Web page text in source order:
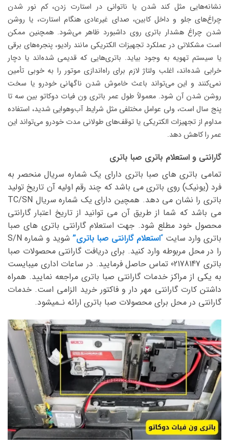
نشانه‌هایی مثل کند شدن یا ناتوانی در استارت زدن، کم نور شدن
چراغ‌های جلو و داخل کابین، صدای غیرعادی هنگام استارت، یا روشن
شدن چراغ هشدار باتری روی داشبورد ظاهر می‌شود. همچنین ممکن
است مشکلاتی در عملکرد تجهیزات الکتریکی مانند رادیو، پنجره‌های برقی
یا سیستم تهویه به وجود بیاید. باتری‌هایی که قدیمی شده‌اند یا دچار
خرابی شده‌اند، اغلب ولتاژ لازم برای راه‌اندازی موتور را به خوبی تأمین
نمی‌کنند و این می‌تواند باعث خاموش شدن ناگهانی خودرو یا سخت
روشن شدن آن شود. معمولاً طول عمر باتری ون فیات دوکاتو بین سه تا
پنج سال است، ولی عوامل مختلفی مثل شرایط آب‌وهوایی شدید، استفاده
مداوم از تجهیزات الکتریکی یا توقف‌های طولانی مدت خودرو می‌تواند این
عمر را کاهش دهد.
گارانتی و استعلام باتری صبا باتری
تمامی باتری های صبا باتری دارای یک شماره سریال منحصر به
فرد (یونیک) روی باتری می باشد که چند رقم اولیه آن تاریخ تولید
باتری را نشان می دهد. همچین دارای یک شماره سریال TC/SN
می باشد که شما از طریق آن می توانید از تاریخ اعتبار گارانتی
محصول خود مطلع شود. جهت استعلام گارانتی باتری های صبا
باتری وارد سایت “استعلام گارانتی صبا باتری”
شوید و شماره S/N
را در محل مربوطه وارد کنید. برای دریافت گارانتی محصولات صبا
باتری 02178147 تماس حاصل فرمایید. در ساعات اداری میبایست
به یکی از مراکز خدمات گارانتی صبا باتری مراجعه نمایید. همراه
داشتن کارت گارانتی مهر دار و فاکتور خرید الزامی است. خدمات
گارانتی در محل برای محصولات صبا باتری ارائه نـمیشود.